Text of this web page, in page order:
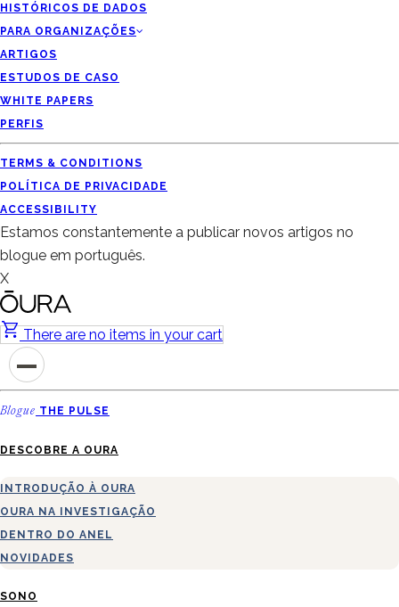
HISTÓRICOS DE DADOS
PARA ORGANIZAÇÕES
ARTIGOS
ESTUDOS DE CASO
WHITE PAPERS
PERFIS
TERMS & CONDITIONS
POLÍTICA DE PRIVACIDADE
ACCESSIBILITY
Estamos constantemente a publicar novos artigos no
blogue em português.
X
There are no items in your cart
Blogue THE PULSE
DESCOBRE A OURA
INTRODUÇÃO À OURA
OURA NA INVESTIGAÇÃO
DENTRO DO ANEL
NOVIDADES
SONO